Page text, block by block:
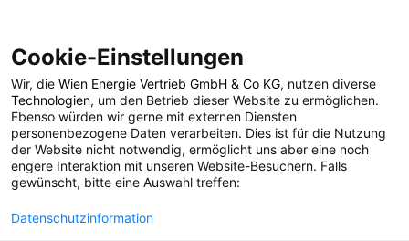
POSTS BY TAG
Buenos Aires
1 BEITRAG
Cookie-Einstellungen
Wir, die Wien Energie Vertrieb GmbH & Co KG, nutzen diverse
Technologien, um den Betrieb dieser Website zu ermöglichen.
Ebenso würden wir gerne mit externen Diensten
personenbezogene Daten verarbeiten. Dies ist für die Nutzung
der Website nicht notwendig, ermöglicht uns aber eine noch
engere Interaktion mit unseren Website-Besuchern. Falls
gewünscht, bitte eine Auswahl treffen:
Datenschutzinformation